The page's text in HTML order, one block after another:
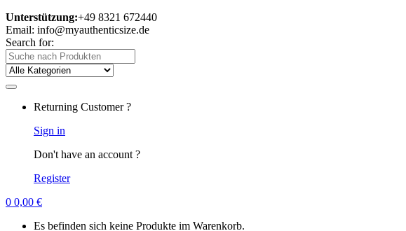
Unterstützung:+49 8321 672440
Email: info@myauthenticsize.de
Search for:
Returning Customer ?
Sign in
Don't have an account ?
Register
0 0,00 €
Es befinden sich keine Produkte im Warenkorb.